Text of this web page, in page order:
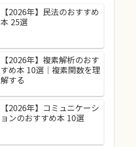
【2026年】民法のおすすめ
本 25選
【2026年】複素解析のおす
すめ本 10選｜複素関数を理
解する
【2026年】コミュニケーシ
ョンのおすすめ本 10選